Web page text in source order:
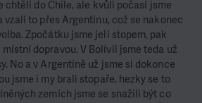
chtěli do Chile, ale kvůli počasí jsme
vzali to přes Argentinu, což se nakonec
Zpočátku jsme jeli stopem, pak
dopravou. V Bolívii jsme teda už
No a v Argentině už jsme si dokonce
jsme i my brali stopaře, hezky se to
zemích jsme se snažili být co